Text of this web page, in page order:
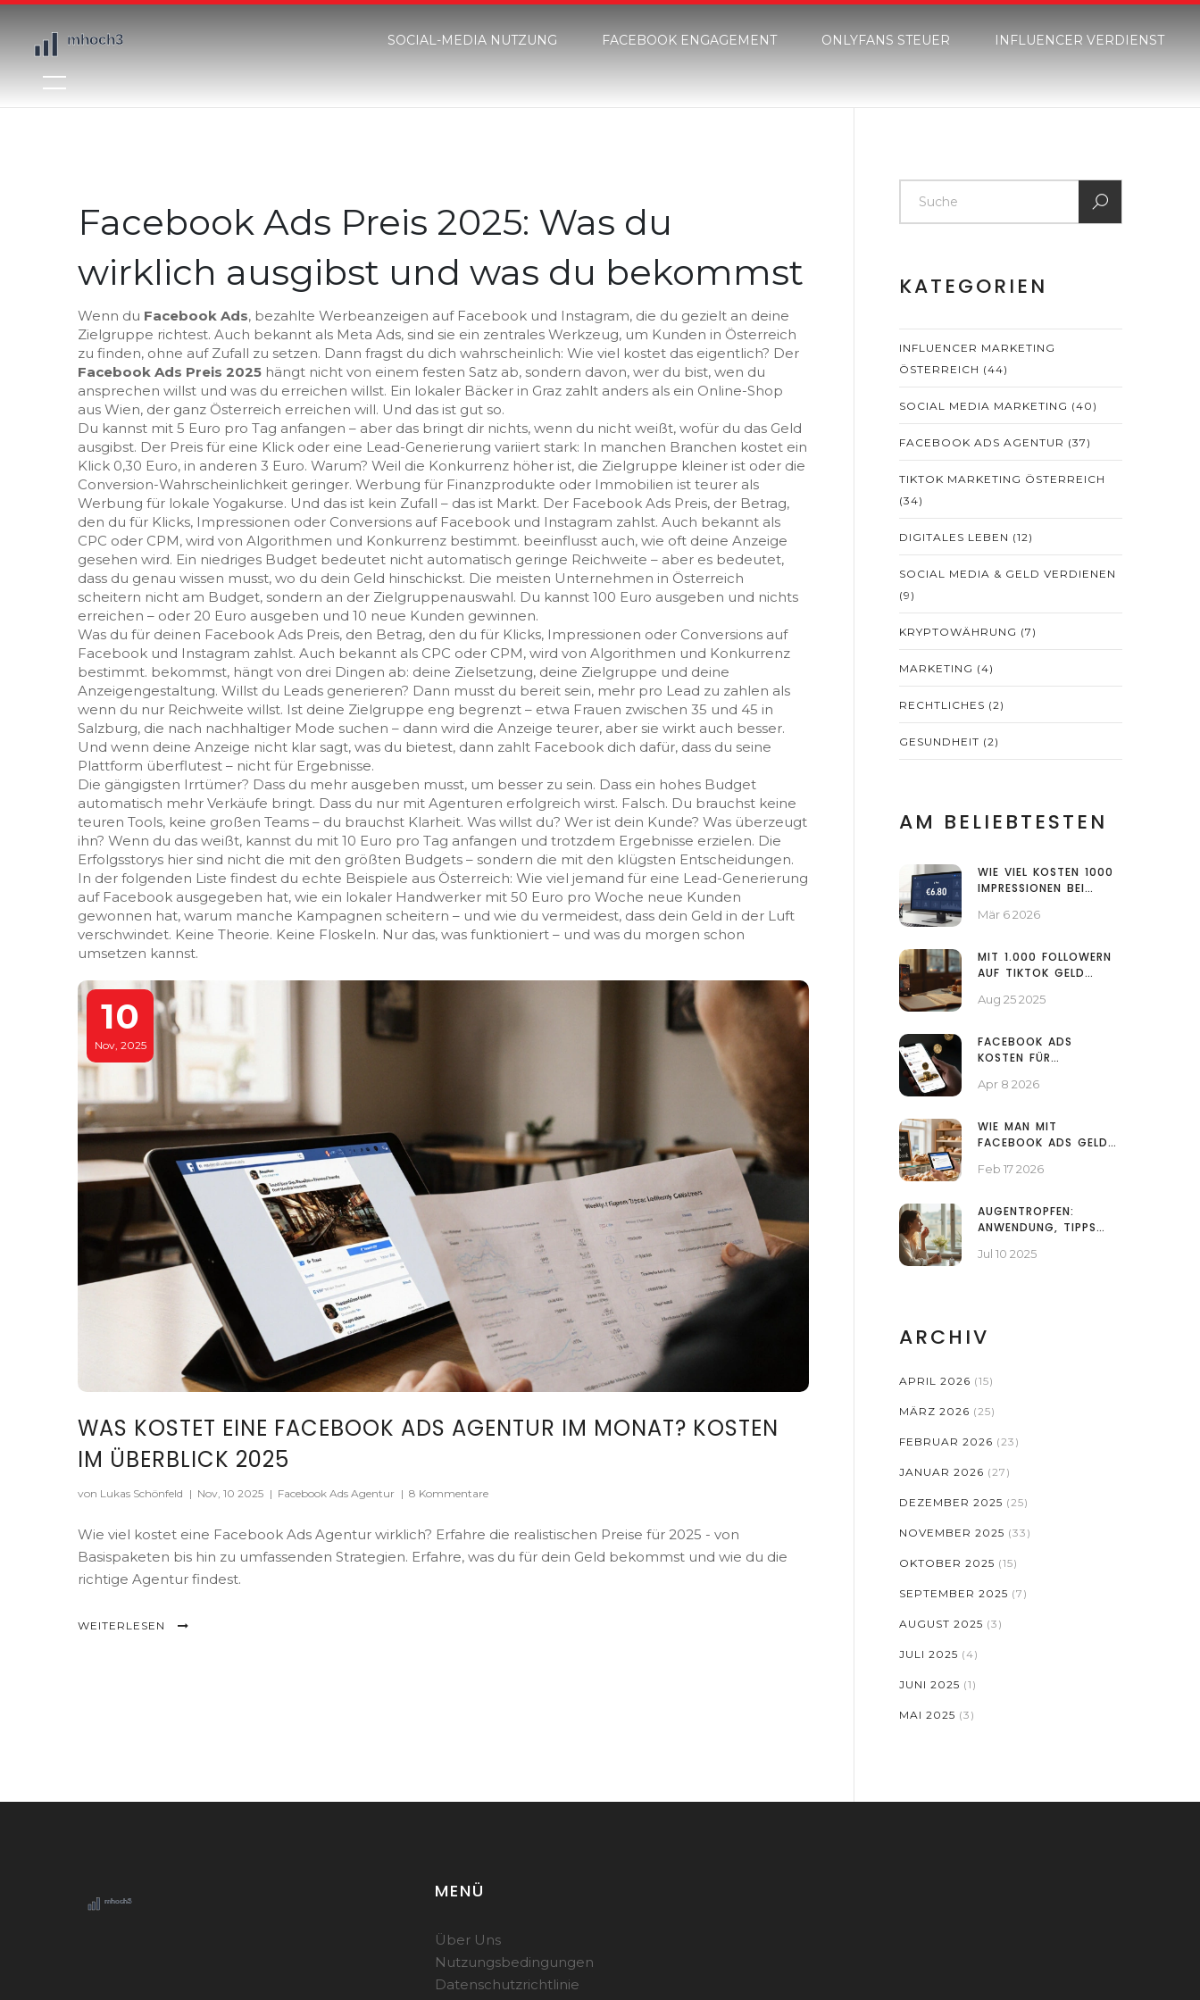
SOCIAL-MEDIA NUTZUNG FACEBOOK ENGAGEMENT ONLYFANS STEUER INFLUENCER VERDIENST
Facebook Ads Preis 2025: Was du
wirklich ausgibst und was du bekommst
Wenn du Facebook Ads, bezahlte Werbeanzeigen auf Facebook und Instagram, die du gezielt an deine
Zielgruppe richtest. Auch bekannt als Meta Ads, sind sie ein zentrales Werkzeug, um Kunden in Österreich
zu finden, ohne auf Zufall zu setzen. Dann fragst du dich wahrscheinlich: Wie viel kostet das eigentlich? Der
Facebook Ads Preis 2025 hängt nicht von einem festen Satz ab, sondern davon, wer du bist, wen du
ansprechen willst und was du erreichen willst. Ein lokaler Bäcker in Graz zahlt anders als ein Online-Shop
aus Wien, der ganz Österreich erreichen will. Und das ist gut so.
Du kannst mit 5 Euro pro Tag anfangen – aber das bringt dir nichts, wenn du nicht weißt, wofür du das Geld
ausgibst. Der Preis für eine Klick oder eine Lead-Generierung variiert stark: In manchen Branchen kostet ein
Klick 0,30 Euro, in anderen 3 Euro. Warum? Weil die Konkurrenz höher ist, die Zielgruppe kleiner ist oder die
Conversion-Wahrscheinlichkeit geringer. Werbung für Finanzprodukte oder Immobilien ist teurer als
Werbung für lokale Yogakurse. Und das ist kein Zufall – das ist Markt. Der Facebook Ads Preis, der Betrag,
den du für Klicks, Impressionen oder Conversions auf Facebook und Instagram zahlst. Auch bekannt als
CPC oder CPM, wird von Algorithmen und Konkurrenz bestimmt. beeinflusst auch, wie oft deine Anzeige
gesehen wird. Ein niedriges Budget bedeutet nicht automatisch geringe Reichweite – aber es bedeutet,
dass du genau wissen musst, wo du dein Geld hinschickst. Die meisten Unternehmen in Österreich
scheitern nicht am Budget, sondern an der Zielgruppenauswahl. Du kannst 100 Euro ausgeben und nichts
erreichen – oder 20 Euro ausgeben und 10 neue Kunden gewinnen.
Was du für deinen Facebook Ads Preis, den Betrag, den du für Klicks, Impressionen oder Conversions auf
Facebook und Instagram zahlst. Auch bekannt als CPC oder CPM, wird von Algorithmen und Konkurrenz
bestimmt. bekommst, hängt von drei Dingen ab: deine Zielsetzung, deine Zielgruppe und deine
Anzeigengestaltung. Willst du Leads generieren? Dann musst du bereit sein, mehr pro Lead zu zahlen als
wenn du nur Reichweite willst. Ist deine Zielgruppe eng begrenzt – etwa Frauen zwischen 35 und 45 in
Salzburg, die nach nachhaltiger Mode suchen – dann wird die Anzeige teurer, aber sie wirkt auch besser.
Und wenn deine Anzeige nicht klar sagt, was du bietest, dann zahlt Facebook dich dafür, dass du seine
Plattform überflutest – nicht für Ergebnisse.
Die gängigsten Irrtümer? Dass du mehr ausgeben musst, um besser zu sein. Dass ein hohes Budget
automatisch mehr Verkäufe bringt. Dass du nur mit Agenturen erfolgreich wirst. Falsch. Du brauchst keine
teuren Tools, keine großen Teams – du brauchst Klarheit. Was willst du? Wer ist dein Kunde? Was überzeugt
ihn? Wenn du das weißt, kannst du mit 10 Euro pro Tag anfangen und trotzdem Ergebnisse erzielen. Die
Erfolgsstorys hier sind nicht die mit den größten Budgets – sondern die mit den klügsten Entscheidungen.
In der folgenden Liste findest du echte Beispiele aus Österreich: Wie viel jemand für eine Lead-Generierung
auf Facebook ausgegeben hat, wie ein lokaler Handwerker mit 50 Euro pro Woche neue Kunden
gewonnen hat, warum manche Kampagnen scheitern – und wie du vermeidest, dass dein Geld in der Luft
verschwindet. Keine Theorie. Keine Floskeln. Nur das, was funktioniert – und was du morgen schon
umsetzen kannst.
10
Nov, 2025
WAS KOSTET EINE FACEBOOK ADS AGENTUR IM MONAT? KOSTEN
IM ÜBERBLICK 2025
von Lukas Schönfeld | Nov, 10 2025 | Facebook Ads Agentur | 8 Kommentare
Wie viel kostet eine Facebook Ads Agentur wirklich? Erfahre die realistischen Preise für 2025 - von
Basispaketen bis hin zu umfassenden Strategien. Erfahre, was du für dein Geld bekommst und wie du die
richtige Agentur findest.
WEITERLESEN
KATEGORIEN
INFLUENCER MARKETING
ÖSTERREICH (44)
SOCIAL MEDIA MARKETING (40)
FACEBOOK ADS AGENTUR (37)
TIKTOK MARKETING ÖSTERREICH
(34)
DIGITALES LEBEN (12)
SOCIAL MEDIA & GELD VERDIENEN
(9)
KRYPTOWÄHRUNG (7)
MARKETING (4)
RECHTLICHES (2)
GESUNDHEIT (2)
AM BELIEBTESTEN
WIE VIEL KOSTEN 1000
IMPRESSIONEN BEI
PREISE 2026
Mär 6 2026
MIT 1.000 FOLLOWERN
AUF TIKTOK GELD
REALISTISCHE CHANCEN
Aug 25 2025
FACEBOOK ADS
KOSTEN FÜR
BUDGET-PLANUNG UND
Apr 8 2026
WIE MAN MIT
FACEBOOK ADS GELD
SCHRITTE FÜR
AGENTUREN
Feb 17 2026
AUGENTROPFEN:
ANWENDUNG, TIPPS
WAS DU WISSEN MUSST
Jul 10 2025
ARCHIV
APRIL 2026 (15)
MÄRZ 2026 (25)
FEBRUAR 2026 (23)
JANUAR 2026 (27)
DEZEMBER 2025 (25)
NOVEMBER 2025 (33)
OKTOBER 2025 (15)
SEPTEMBER 2025 (7)
AUGUST 2025 (3)
JULI 2025 (4)
JUNI 2025 (1)
MAI 2025 (3)
MENÜ
Über Uns
Nutzungsbedingungen
Datenschutzrichtlinie